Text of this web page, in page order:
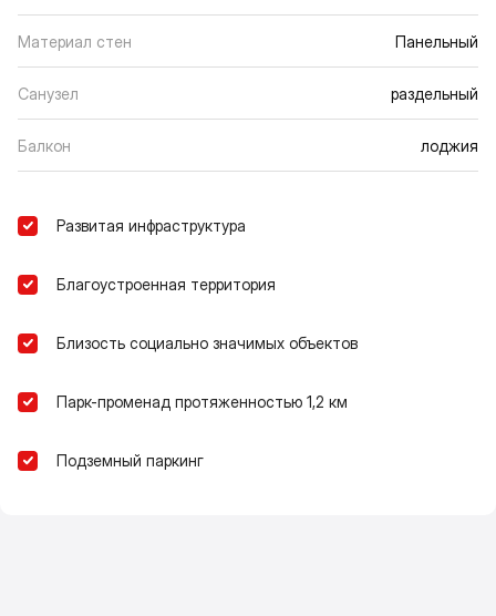
Материал стен Панельный
Санузел раздельный
Балкон лоджия
Развитая инфраструктура
Благоустроенная территория
Близость социально значимых объектов
Парк-променад протяженностью 1,2 км
Подземный паркинг